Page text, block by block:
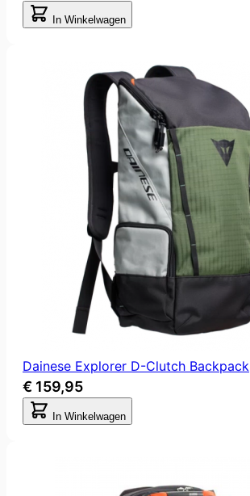
In Winkelwagen
Dainese Explorer D-Clutch Backpack
€ 159,95
In Winkelwagen